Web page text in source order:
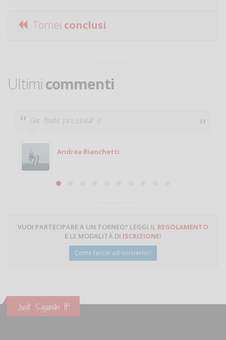
Tornei conclusi
Ultimi commenti
Che figata pazzesca! :O
Andrea Bianchetti
VUOI PARTECIPARE A UN TORNEO? LEGGI IL REGOLAMENTO
E LE MODALITÀ DI ISCRIZIONE!
Come faccio ad iscrivermi?
Just Squash It!